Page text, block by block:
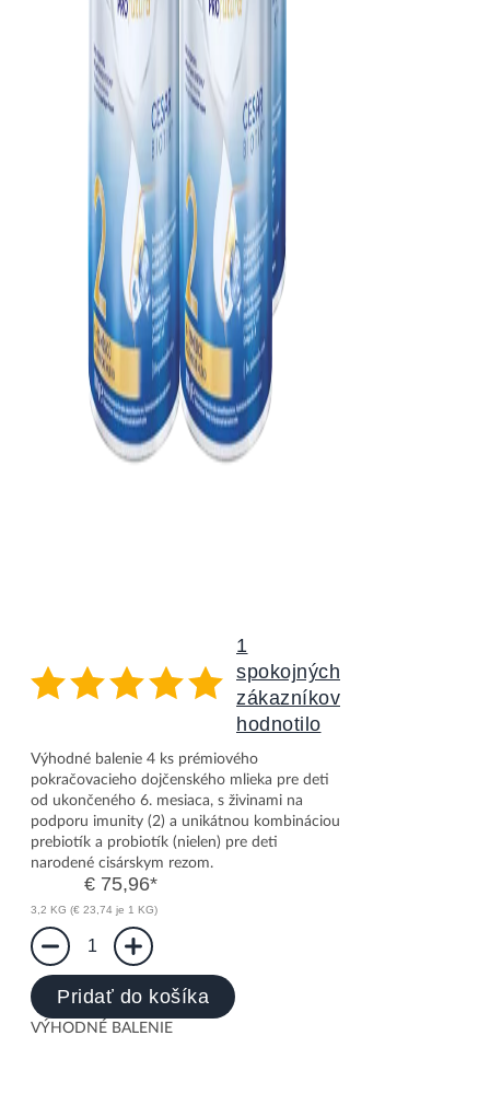
1
spokojných
zákazníkov
hodnotilo
Výhodné balenie 4 ks prémiového
pokračovacieho dojčenského mlieka pre deti
od ukončeného 6. mesiaca, s živinami na
podporu imunity (2) a unikátnou kombináciou
prebiotík a probiotík (nielen) pre deti
narodené cisárskym rezom.
€ 75,96*
3,2 KG (€ 23,74 je 1 KG)
1
Pridať do košíka
VÝHODNÉ BALENIE